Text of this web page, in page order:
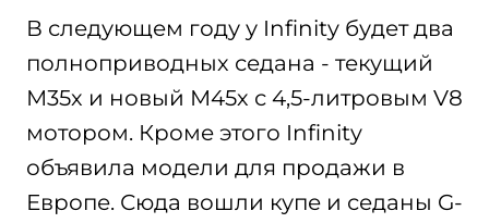
В следующем году у Infinity будет два
полноприводных седана - текущий
М35х и новый М45х с 4,5-литровым V8
мотором. Кроме этого Infinity
объявила модели для продажи в
Европе. Сюда вошли купе и седаны G-